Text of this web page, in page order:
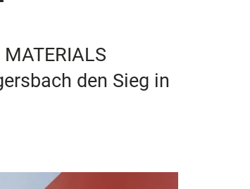
den Sieg in